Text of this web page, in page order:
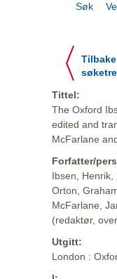
Søk
Tilbake
Tittel:
The Oxford
edited and
McFarlane
Forfatter/
Ibsen,
Orton,
McFarlane,
(redaktør,
Utgitt:
London :